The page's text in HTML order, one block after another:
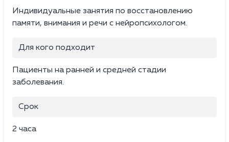
Индивидуальные занятия по восстановлению
памяти, внимания и речи с нейропсихологом.
Для кого подходит
Пациенты на ранней и средней стадии
заболевания.
Срок
2 часа